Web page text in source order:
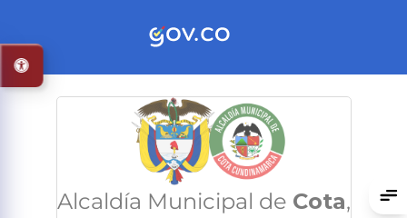
Alcaldía Municipal de Cota,